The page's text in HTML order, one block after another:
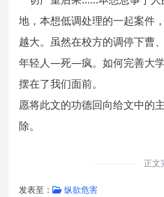
地，本想低调处理的一起案件
越大。虽然在校方的调停下曹
年轻人—死—疯。如何完善大
摆在了我们面前。
愿将此文的功德回向给文中的
除。
正文
发表至： 纵欲危害